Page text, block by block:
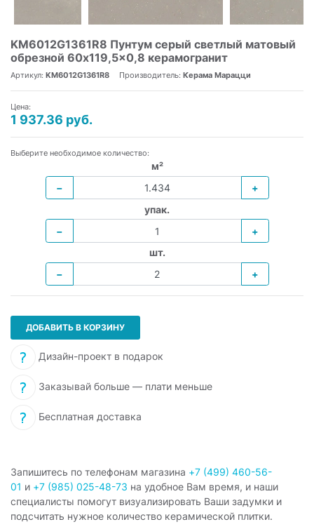
KM6012G1361R8 Пунтум серый светлый матовый
обрезной 60x119,5x0,8 керамогранит
Артикул: KM6012G1361R8 Производитель: Керама Марацци
Цена:
1 937.36 руб.
Выберите необходимое количество:
м²
−
+
упак.
−
+
шт.
−
+
ДОБАВИТЬ В КОРЗИНУ
Дизайн-проект в подарок
Заказывай больше — плати меньше
Бесплатная доставка
Запишитесь по телефонам магазина +7 (499) 460-56-
01 и +7 (985) 025-48-73 на удобное Вам время, и наши
специалисты помогут визуализировать Ваши задумки и
подсчитать нужное количество керамической плитки.